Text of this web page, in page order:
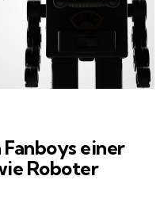
einer
Roboter